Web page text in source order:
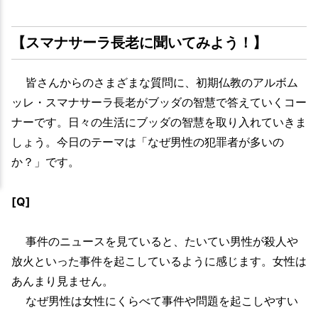
【スマナサーラ長老に聞いてみよう！】
皆さんからのさまざまな質問に、初期仏教のアルボム
ッレ・スマナサーラ長老がブッダの智慧で答えていくコー
ナーです。日々の生活にブッダの智慧を取り入れていきま
しょう。今日のテーマは「なぜ男性の犯罪者が多いの
か？」です。
[Q]
事件のニュースを見ていると、たいてい男性が殺人や
放火といった事件を起こしているように感じます。女性は
あんまり見ません。
なぜ男性は女性にくらべて事件や問題を起こしやすい